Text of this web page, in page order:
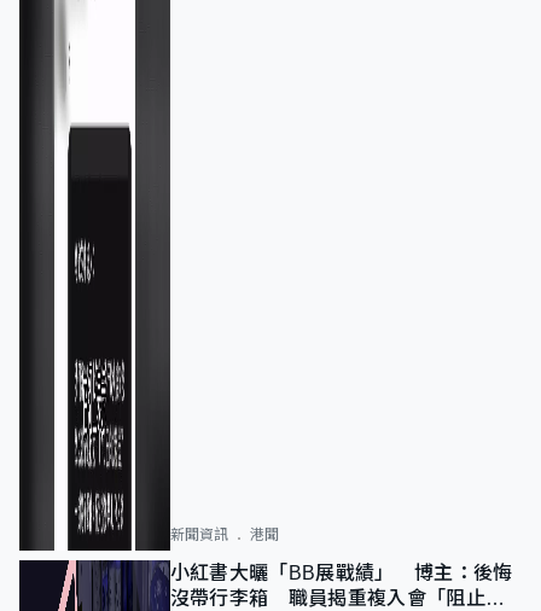
新聞資訊 港聞
小紅書大曬「BB展戰績」 博主：後悔
沒帶行李箱 職員揭重複入會「阻止唔